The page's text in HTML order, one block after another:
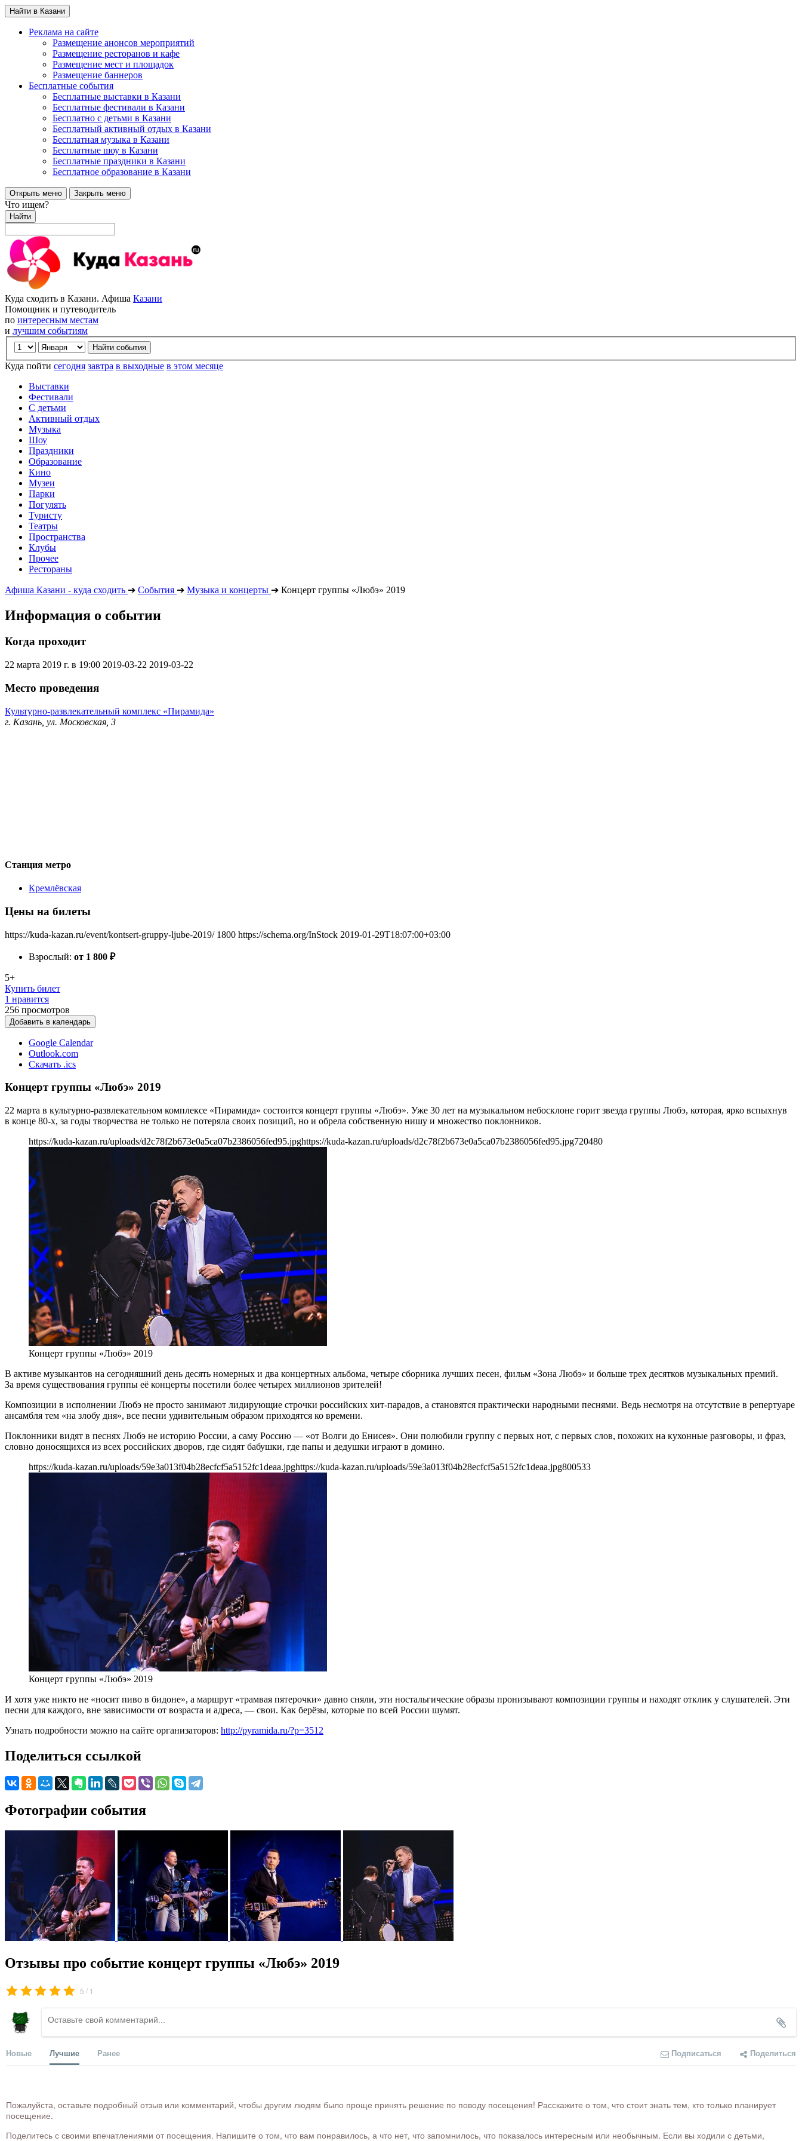
Найти в Казани
Реклама на сайте
Размещение анонсов мероприятий
Размещение ресторанов и кафе
Размещение мест и площадок
Размещение баннеров
Бесплатные события
Бесплатные выставки в Казани
Бесплатные фестивали в Казани
Бесплатно с детьми в Казани
Бесплатный активный отдых в Казани
Бесплатная музыка в Казани
Бесплатные шоу в Казани
Бесплатные праздники в Казани
Бесплатное образование в Казани
Открыть меню Закрыть меню
Что ищем?
Найти
Куда сходить в Казани. Афиша Казани
Помощник и путеводитель
по интересным местам
и лучшим событиям
Куда пойти сегодня завтра в выходные в этом месяце
Выставки
Фестивали
С детьми
Активный отдых
Музыка
Шоу
Праздники
Образование
Кино
Музеи
Парки
Погулять
Туристу
Театры
Пространства
Клубы
Прочее
Рестораны
Афиша Казани - куда сходить ➔ События ➔ Музыка и концерты ➔ Концерт группы «Любэ» 2019
Информация о событии
Когда проходит
22 марта 2019 г. в 19:00 2019-03-22 2019-03-22
Место проведения
Культурно-развлекательный комплекс «Пирамида»
г. Казань, ул. Московская, 3
Станция метро
Кремлёвская
Цены на билеты
https://kuda-kazan.ru/event/kontsert-gruppy-ljube-2019/ 1800 https://schema.org/InStock 2019-01-29T18:07:00+03:00
Взрослый: от 1 800 ₽
5+
Купить билет
1 нравится
256 просмотров
Добавить в календарь
Google Calendar
Outlook.com
Скачать .ics
Концерт группы «Любэ» 2019
22 марта в культурно-развлекательном комплексе «Пирамида» состоится концерт группы «Любэ». Уже 30 лет на музыкальном небосклоне горит звезда группы Любэ, которая, ярко вспыхнув
в конце 80-х, за годы творчества не только не потеряла своих позиций, но и обрела собственную нишу и множество поклонников.
https://kuda-kazan.ru/uploads/d2c78f2b673e0a5ca07b2386056fed95.jpghttps://kuda-kazan.ru/uploads/d2c78f2b673e0a5ca07b2386056fed95.jpg720480
Концерт группы «Любэ» 2019
В активе музыкантов на сегодняшний день десять номерных и два концертных альбома, четыре сборника лучших песен, фильм «Зона Любэ» и больше трех десятков музыкальных премий.
За время существования группы её концерты посетили более четырех миллионов зрителей!
Композиции в исполнении Любэ не просто занимают лидирующие строчки российских хит-парадов, а становятся практически народными песнями. Ведь несмотря на отсутствие в репертуаре
ансамбля тем «на злобу дня», все песни удивительным образом приходятся ко времени.
Поклонники видят в песнях Любэ не историю России, а саму Россию ― «от Волги до Енисея». Они полюбили группу с первых нот, с первых слов, похожих на кухонные разговоры, и фраз,
словно доносящихся из всех российских дворов, где сидят бабушки, где папы и дедушки играют в домино.
https://kuda-kazan.ru/uploads/59e3a013f04b28ecfcf5a5152fc1deaa.jpghttps://kuda-kazan.ru/uploads/59e3a013f04b28ecfcf5a5152fc1deaa.jpg800533
Концерт группы «Любэ» 2019
И хотя уже никто не «носит пиво в бидоне», а маршрут «трамвая пятерочки» давно сняли, эти ностальгические образы пронизывают композиции группы и находят отклик у слушателей. Эти
песни для каждого, вне зависимости от возраста и адреса, ― свои. Как берёзы, которые по всей России шумят.
Узнать подробности можно на сайте организаторов: http://pyramida.ru/?p=3512
Поделиться ссылкой
Фотографии события
Отзывы про событие концерт группы «Любэ» 2019
5 / 1
Новые Лучшие Ранее Подписаться Поделиться
Пожалуйста, оставьте подробный отзыв или комментарий, чтобы другим людям было проще принять решение по поводу посещения! Расскажите о том, что стоит знать тем, кто только планирует
посещение.
Поделитесь с своими впечатлениями от посещения. Напишите о том, что вам понравилось, а что нет, что запомнилось, что показалось интересным или необычным. Если вы ходили с детьми,